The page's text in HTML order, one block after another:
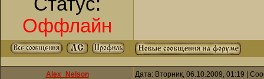
Оффлайн
Alex_Nelson Дата: Вторник, 06.10.2009, 01:19 |